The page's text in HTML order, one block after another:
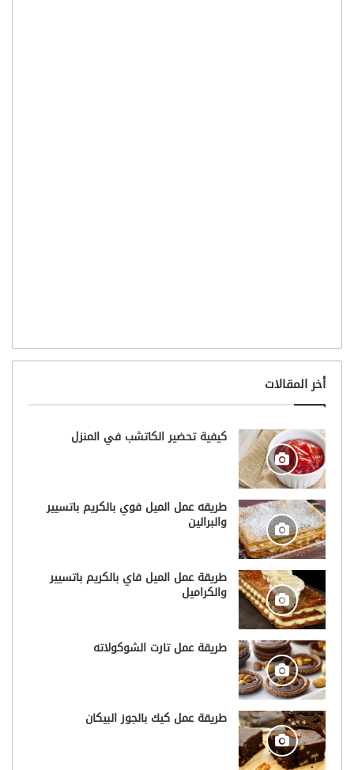
أخر المقالات
كيفية تحضير الكاتشب في المنزل
طريقه عمل الميل فوي بالكريم باتسيير
والبرالين
طريقة عمل الميل فاي بالكريم باتسيير
والكراميل
طريقة عمل تارت الشوكولاته
طريقة عمل كيك بالجوز البيكان